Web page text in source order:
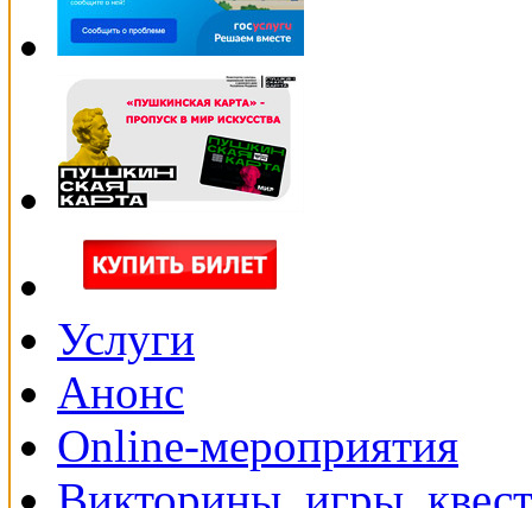
Услуги
Анонс
Online-мероприятия